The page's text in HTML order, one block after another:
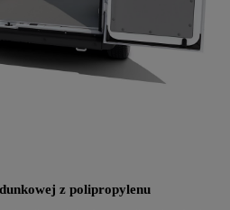
z polipropylenu